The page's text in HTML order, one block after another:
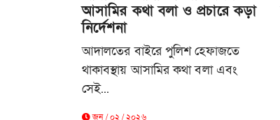
আসামির কথা বলা ও প্রচারে কড়া
নির্দেশনা
আদালতের বাইরে পুলিশ হেফাজতে
থাকাবস্থায় আসামির কথা বলা এবং
সেই...
জুন / ০২ / ২০২৬